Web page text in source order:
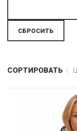
СОРТИРОВАТЬ